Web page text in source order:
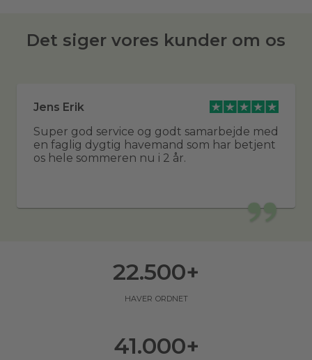
Det siger vores kunder om os
Jens Erik
Super god service og godt samarbejde med
en faglig dygtig havemand som har betjent
os hele sommeren nu i 2 år.
haver ordnet
22.500+
41.000+